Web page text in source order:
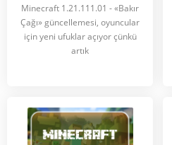
Minecraft 1.21.111.01 - «Bakır
Çağı» güncellemesi, oyuncular
için yeni ufuklar açıyor çünkü
artık